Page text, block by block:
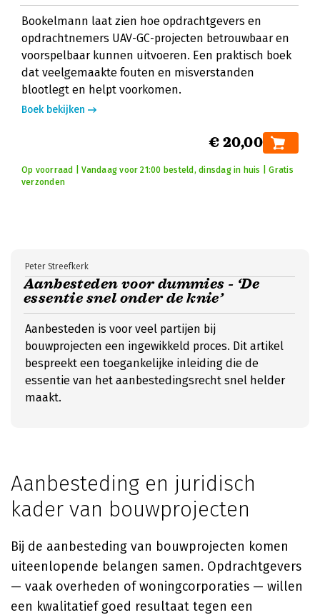
Bookelmann laat zien hoe opdrachtgevers en
opdrachtnemers UAV-GC-projecten betrouwbaar en
voorspelbaar kunnen uitvoeren. Een praktisch boek
dat veelgemaakte fouten en misverstanden
blootlegt en helpt voorkomen.
Boek bekijken
€ 20,00
Op voorraad | Vandaag voor 21:00 besteld, dinsdag in huis | Gratis
verzonden
Aanbesteden voor dummies - ‘De
essentie snel onder de knie’
Peter Streefkerk
Aanbesteden is voor veel partijen bij
bouwprojecten een ingewikkeld proces. Dit artikel
bespreekt een toegankelijke inleiding die de
essentie van het aanbestedingsrecht snel helder
maakt.
Aanbesteding en juridisch
kader van bouwprojecten
Bij de aanbesteding van bouwprojecten komen
uiteenlopende belangen samen. Opdrachtgevers
— vaak overheden of woningcorporaties — willen
een kwalitatief goed resultaat tegen een